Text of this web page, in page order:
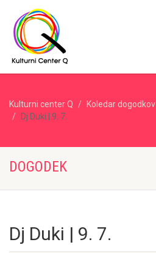
Kulturni center Q Koledar dogodkov
Dj Duki | 9. 7.
DOGODEK
Dj Duki | 9. 7.